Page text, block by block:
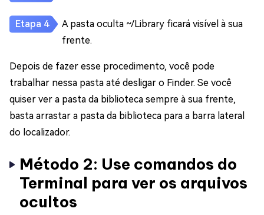
A pasta oculta ~/Library ficará visível à sua
frente.
Depois de fazer esse procedimento, você pode
trabalhar nessa pasta até desligar o Finder. Se você
quiser ver a pasta da biblioteca sempre à sua frente,
basta arrastar a pasta da biblioteca para a barra lateral
do localizador.
Método 2: Use comandos do
Terminal para ver os arquivos
ocultos